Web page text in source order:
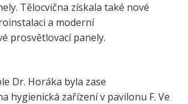
Tělocvična získala také nové
a moderní
prosvětlovací panely.
Dr. Horáka byla zase
hygienická zařízení v pavilonu F. Ve